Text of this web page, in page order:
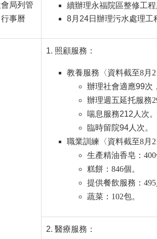
局列管
行事曆
續辦理永福院區整修工程
8月24日辦理污水處理工
照顧服務：
教養服務〈資料截至8月
辦理社會適應99次
辦理週五延托服務
喘息服務212人次。
臨時留院94人次。
職業訓練〈資料截至8月
生產精油香皂：400
糕餅：846個。
提供餐飲服務：495
蔬菜：102包。
醫療服務：